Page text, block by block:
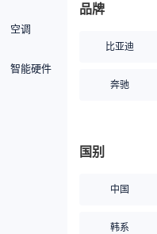
空调
智能硬件
品牌
比亚迪
奔驰
国别
中国
韩系